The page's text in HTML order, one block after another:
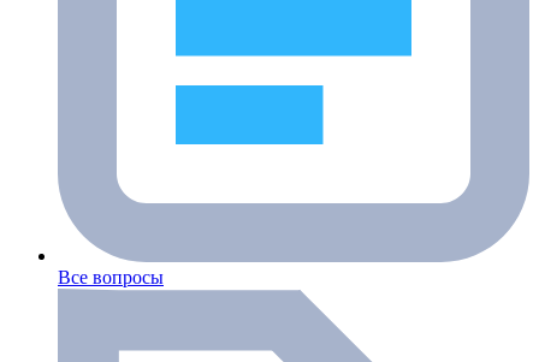
Все вопросы